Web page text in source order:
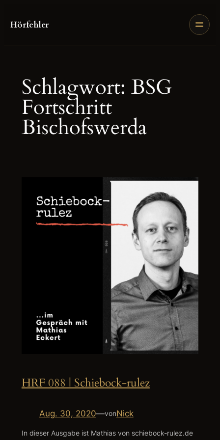
Inhalt
Hörfehler
Schlagwort: BSG
Fortschritt
Bischofswerda
HRF 088 | Schiebock-rulez
Aug. 30, 2020—vonNick
In dieser Ausgabe ist Mathias von schiebock-rulez.de